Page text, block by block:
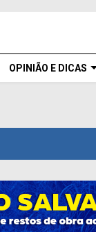
OPINIÃO E DICAS